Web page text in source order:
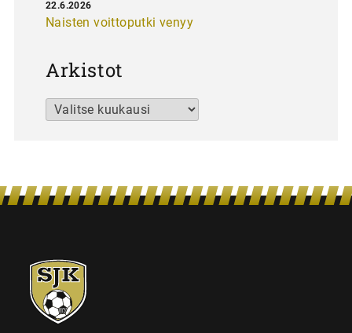
Naisten voittoputki venyy
22.6.2026
Arkistot
Arkistot
SJK-
juniorit